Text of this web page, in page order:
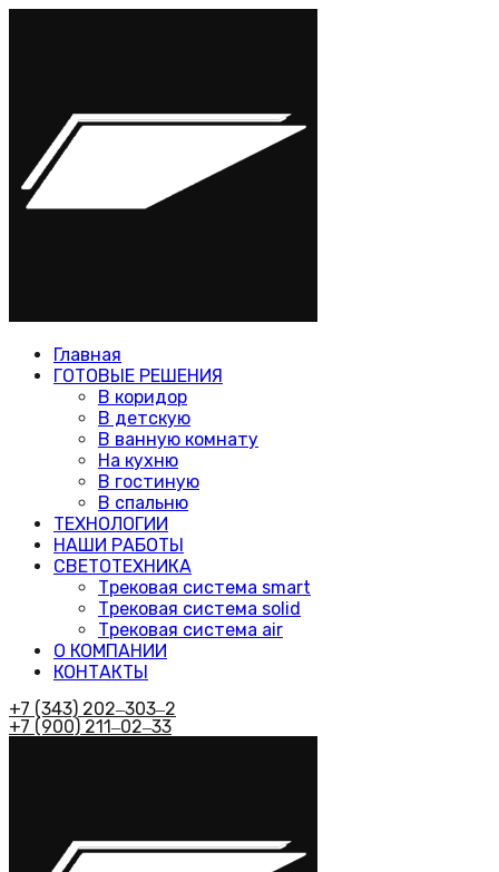
Главная
ГОТОВЫЕ РЕШЕНИЯ
В коридор
В детскую
В ванную комнату
На кухню
В гостиную
В спальню
ТЕХНОЛОГИИ
НАШИ РАБОТЫ
СВЕТОТЕХНИКА
Трековая система smart
Трековая система solid
Трековая система air
О КОМПАНИИ
КОНТАКТЫ
+7 (343) 202‒303‒2
+7 (900) 211‒02‒33